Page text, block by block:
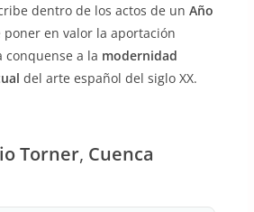
dentro de los actos de un Año
en valor la aportación
conquense a la modernidad
del arte español del siglo XX.
Torner, Cuenca